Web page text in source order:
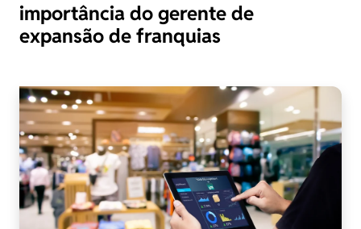
importância do gerente de
expansão de franquias